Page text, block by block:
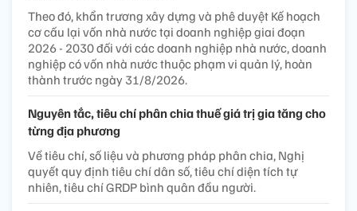
Theo đó, khẩn trương xây dựng và phê duyệt Kế hoạch
cơ cấu lại vốn nhà nước tại doanh nghiệp giai đoạn
2026 - 2030 đối với các doanh nghiệp nhà nước, doanh
nghiệp có vốn nhà nước thuộc phạm vi quản lý, hoàn
thành trước ngày 31/8/2026.
Nguyên tắc, tiêu chí phân chia thuế giá trị gia tăng cho
từng địa phương
Về tiêu chí, số liệu và phương pháp phân chia, Nghị
quyết quy định tiêu chí dân số, tiêu chí diện tích tự
nhiên, tiêu chí GRDP bình quân đầu người.